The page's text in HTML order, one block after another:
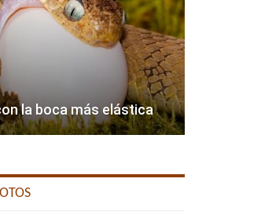
la boca más elástica